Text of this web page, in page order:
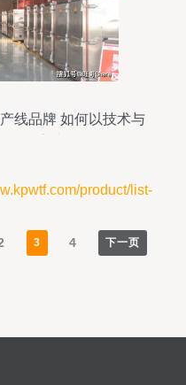
线品牌 如何以技术与
product/list-
3 4 下一页